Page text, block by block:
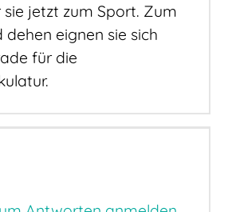
jetzt zum Sport. Zum
dehen eignen sie sich
für die